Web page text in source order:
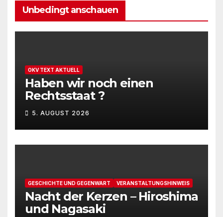
Unbedingt anschauen
OKV TEXT AKTUELL
Haben wir noch einen
Rechtsstaat ?
5. AUGUST 2026
GESCHICHTE UND GEGENWART VERANSTALTUNGSHINWEIS
Nacht der Kerzen – Hiroshima
und Nagasaki